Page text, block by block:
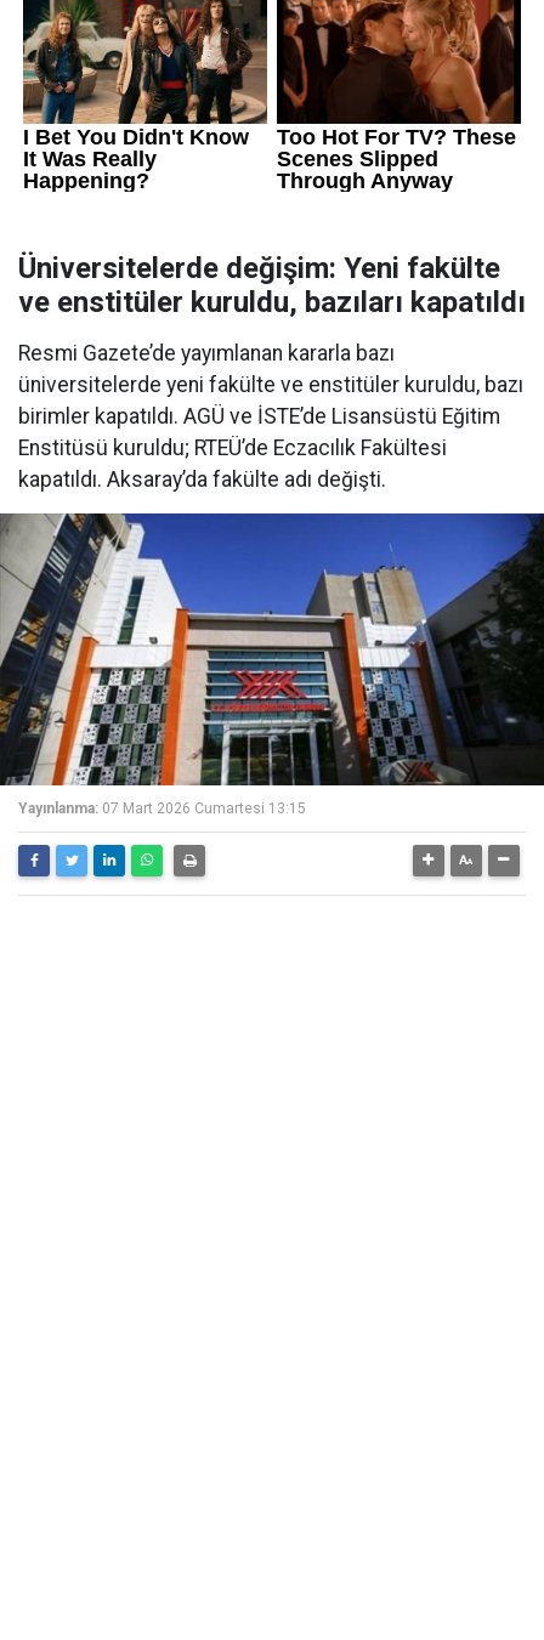
Üniversitelerde değişim: Yeni fakülte
ve enstitüler kuruldu, bazıları kapatıldı
Resmi Gazete’de yayımlanan kararla bazı
üniversitelerde yeni fakülte ve enstitüler kuruldu, bazı
birimler kapatıldı. AGÜ ve İSTE’de Lisansüstü Eğitim
Enstitüsü kuruldu; RTEÜ’de Eczacılık Fakültesi
kapatıldı. Aksaray’da fakülte adı değişti.
Yayınlanma: 07 Mart 2026 Cumartesi 13:15